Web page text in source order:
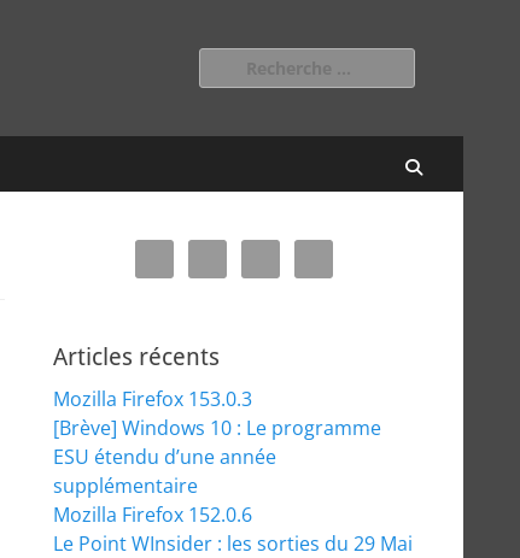
Articles récents
Mozilla Firefox 153.0.3
[Brève] Windows 10 : Le programme
ESU étendu d’une année
supplémentaire
Mozilla Firefox 152.0.6
Le Point WInsider : les sorties du 29 Mai